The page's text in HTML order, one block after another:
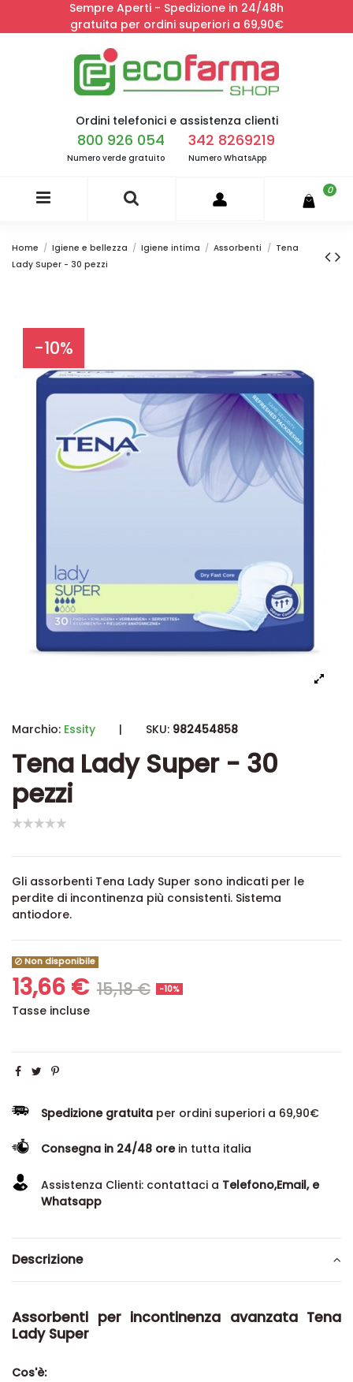
Sempre Aperti - Spedizione in 24/48h
gratuita per ordini superiori a 69,90€
Ordini telefonici e assistenza clienti
800 926 054
Numero verde gratuito
342 8269219
Numero WhatsApp
0
Home Igiene e bellezza Igiene intima Assorbenti
Tena
Lady Super - 30 pezzi
-10%
Marchio: Essity | SKU: 982454858
Tena Lady Super - 30
pezzi
Gli assorbenti Tena Lady Super sono indicati per le
perdite di incontinenza più consistenti. Sistema
antiodore.
Non disponibile
13,66 € 15,18 € -10%
Tasse incluse
Spedizione gratuita per ordini superiori a 69,90€
Consegna in 24/48 orein tutta italia
Assistenza Clienti: contattaci a Telefono,Email, e
Whatsapp
Descrizione
Assorbenti per incontinenza avanzata Tena
Lady Super
Cos'è: